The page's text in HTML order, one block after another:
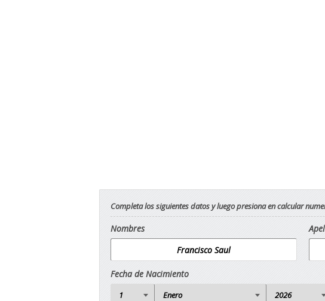
Completa los siguientes datos y luego presiona en calcular
Nombres
Fecha de Nacimiento